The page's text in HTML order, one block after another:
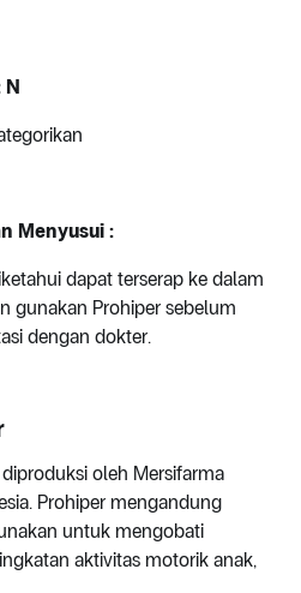
N
Menyusui :
dapat terserap ke dalam
gunakan Prohiper sebelum
dengan dokter.
oleh Mersifarma
Prohiper mengandung
untuk mengobati
aktivitas motorik anak,